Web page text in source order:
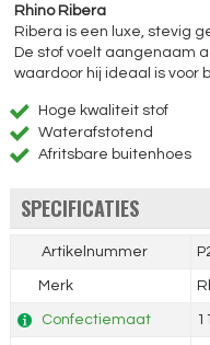
Rhino Ribera
Ribera is een luxe, stevig
De stof voelt aangenaam
waardoor hij ideaal is voor
Hoge kwaliteit stof
Waterafstotend
Afritsbare buitenhoes
SPECIFICATIES
Artikelnummer
Merk
Confectiemaat